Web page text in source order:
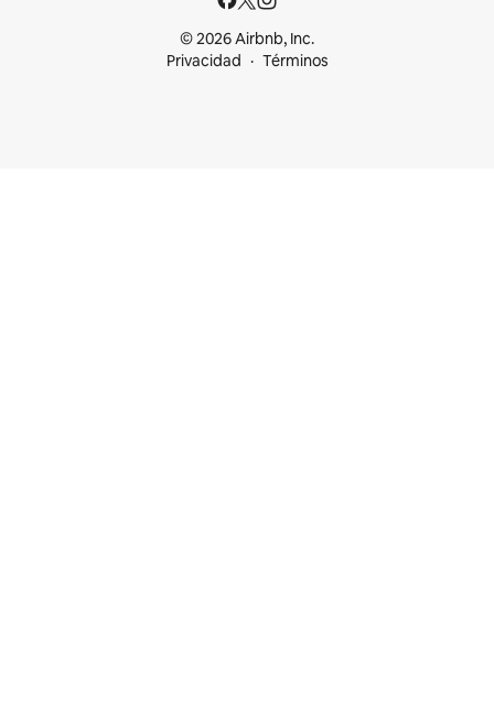
© 2026 Airbnb, Inc.
Privacidad
Términos